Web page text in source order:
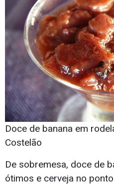
Doce de banana em
Costelão
De sobremesa, doce de
ótimos e cerveja no